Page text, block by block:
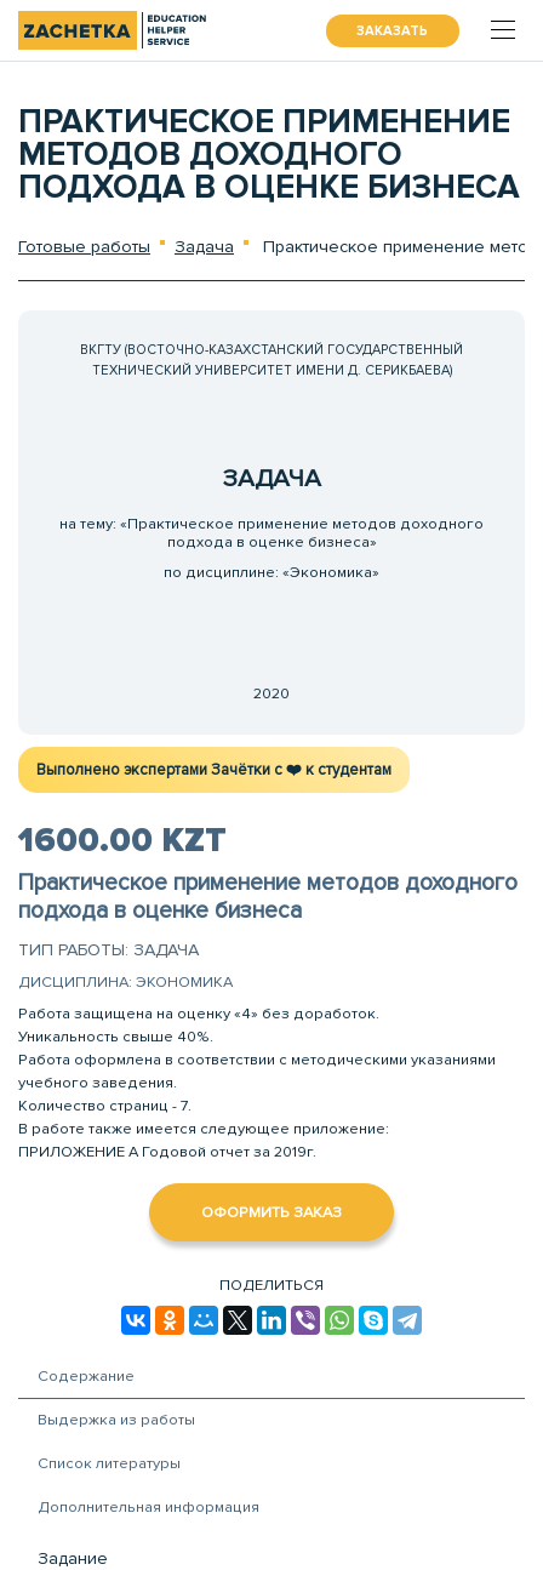
ЗАКАЗАТЬ
ПРАКТИЧЕСКОЕ ПРИМЕНЕНИЕ
МЕТОДОВ ДОХОДНОГО
ПОДХОДА В ОЦЕНКЕ БИЗНЕСА
Готовые работы Задача Практическое применение
ВКГТУ (ВОСТОЧНО-КАЗАХСТАНСКИЙ ГОСУДАРСТВЕННЫЙ
ТЕХНИЧЕСКИЙ УНИВЕРСИТЕТ ИМЕНИ Д. СЕРИКБАЕВА)
ЗАДАЧА
на тему: «Практическое применение методов доходного
подхода в оценке бизнеса»
по дисциплине: «Экономика»
2020
Выполнено экспертами Зачётки c ❤️ к студентам
1600.00 KZT
Практическое применение методов доходного
подхода в оценке бизнеса
ТИП РАБОТЫ: ЗАДАЧА
ДИСЦИПЛИНА: ЭКОНОМИКА
Работа защищена на оценку «4» без доработок.
Уникальность свыше 40%.
Работа оформлена в соответствии с методическими указаниями
учебного заведения.
Количество страниц - 7.
В работе также имеется следующее приложение:
ПРИЛОЖЕНИЕ А Годовой отчет за 2019г.
ОФОРМИТЬ ЗАКАЗ
ПОДЕЛИТЬСЯ
Содержание
Выдержка из работы
Список литературы
Дополнительная информация
Задание